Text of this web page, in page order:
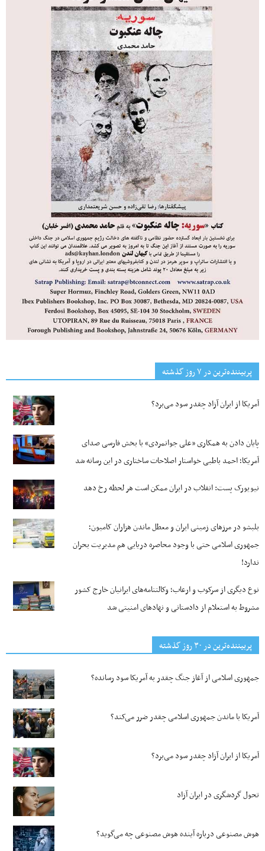
پربیننده‌ترین‌ در ۷ روز گذشته
آمریکا از ایران آزاد چقدر سود می‌برد؟
پایان دادن به همکاری «علی جوانمردی» با بخش فارسی صدای
آمریکا؛ احمد باطبی خواستار اصلاحات ساختاری در این رسانه شد
نیویورک پست: انقلاب در ایران ممکن است هر لحظه رخ دهد
بلبشو در مرزهای زمینی ایران و معطل ماندن هزاران کامیون؛
جمهوری اسلامی حتی با وجود محاصره دریایی هم مدیریت بحران
ندارد!
نوع دیگری از سرکوب و ارعاب؛ وکالتنامه‌های ایرانیان خارج کشور
مشروط به استعلام از دادستانی و نهادهای امنیتی شد
پربیننده‌ترین‌ در ۳۰ روز گذشته
جمهوری اسلامی از آغاز جنگ چقدر به آمریکا سود رسانده؟
آمریکا با ماندن جمهوری اسلامی چقدر ضرر می‌کند؟
آمریکا از ایران آزاد چقدر سود می‌برد؟
تحول گردشگری در ایران آزاد
هوش مصنوعی درباره آینده هوش مصنوعی چه می‌گوید؟